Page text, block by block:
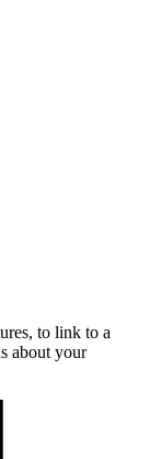
to link to a
about your